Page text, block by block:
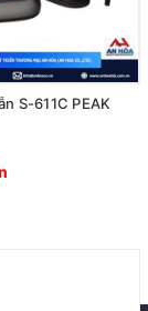
S-611C PEAK